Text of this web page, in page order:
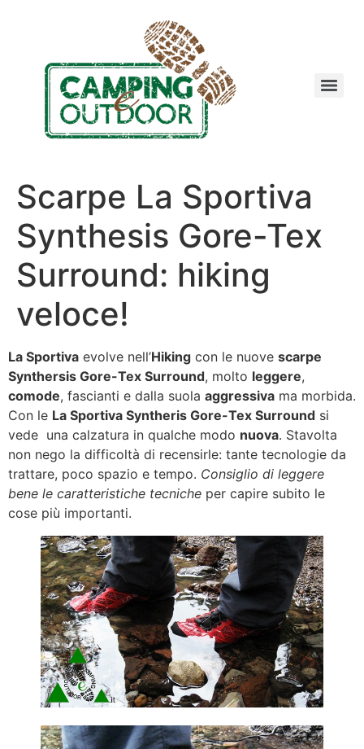
Scarpe La Sportiva
Synthesis Gore-Tex
Surround: hiking
veloce!
La Sportiva evolve nell’Hiking con le nuove scarpe
Synthersis Gore-Tex Surround, molto leggere,
comode, fascianti e dalla suola aggressiva ma morbida.
Con le La Sportiva Syntheris Gore-Tex Surround si
vede una calzatura in qualche modo nuova. Stavolta
non nego la difficoltà di recensirle: tante tecnologie da
trattare, poco spazio e tempo. Consiglio di leggere
bene le caratteristiche tecniche per capire subito le
cose più importanti.